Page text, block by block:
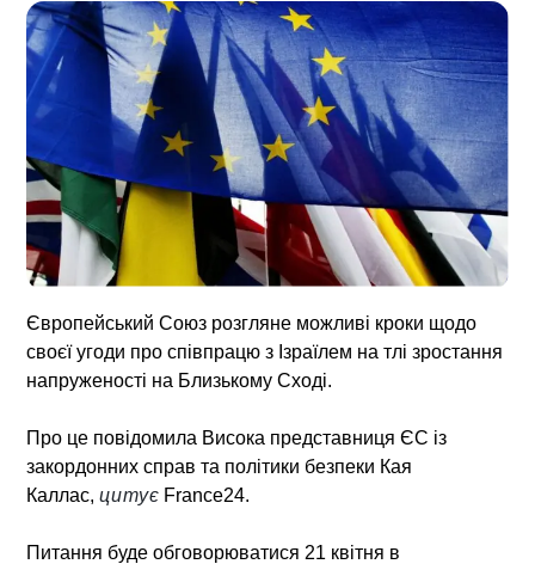
Європейський Союз розгляне можливі кроки щодо
своєї угоди про співпрацю з Ізраїлем на тлі зростання
напруженості на Близькому Сході.
Про це повідомила Висока представниця ЄС із
закордонних справ та політики безпеки Кая
Каллас,цитує France24.
Питання буде обговорюватися 21 квітня в